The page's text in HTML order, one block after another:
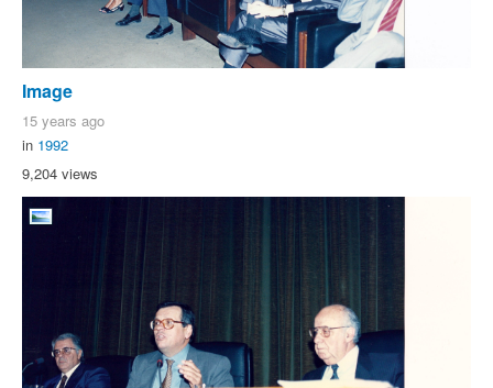
Image
15 years ago
in 1992
9,204 views